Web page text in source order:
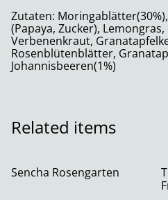
Zutaten:
(Papaya, Zucker),
Verbenenkraut,
Rosenblütenblätter,
Johannisbeeren(1%)
Related items
Sencha Rosengarten